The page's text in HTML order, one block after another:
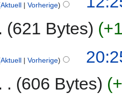
Aktuell Vorherige
621 Bytes
Aktuell Vorherige
606 Bytes